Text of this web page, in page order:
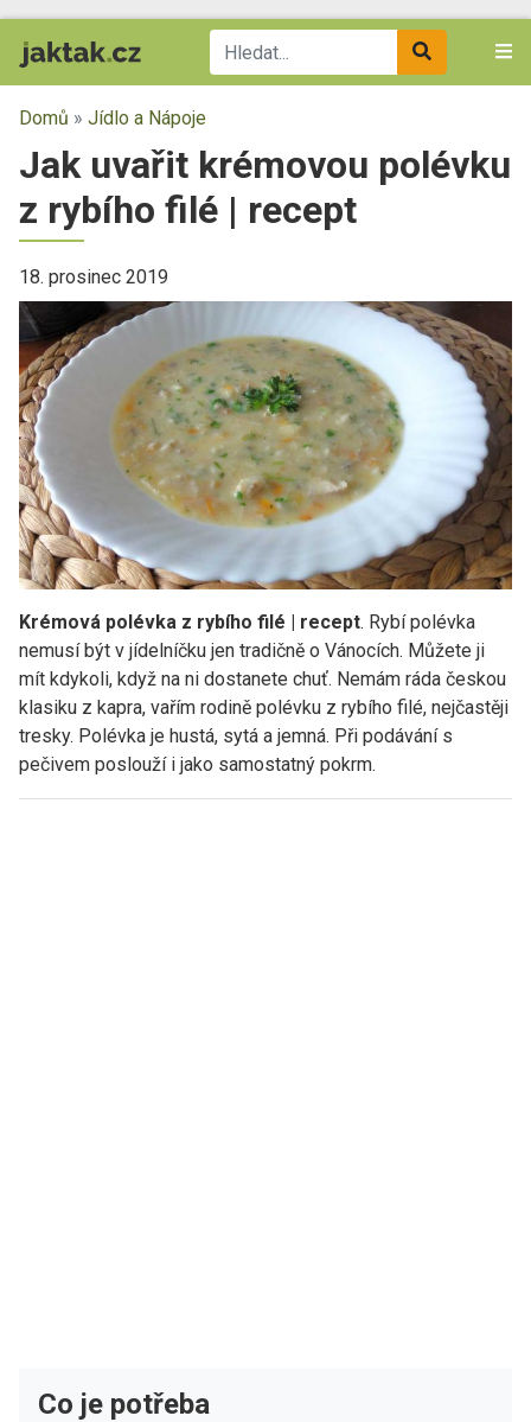
Domů » Jídlo a Nápoje
Jak uvařit krémovou polévku
z rybího filé | recept
18. prosinec 2019
Krémová polévka z rybího filé | recept. Rybí polévka
nemusí být v jídelníčku jen tradičně o Vánocích. Můžete ji
mít kdykoli, když na ni dostanete chuť. Nemám ráda českou
klasiku z kapra, vařím rodině polévku z rybího filé, nejčastěji
tresky. Polévka je hustá, sytá a jemná. Při podávání s
pečivem poslouží i jako samostatný pokrm.
Co je potřeba